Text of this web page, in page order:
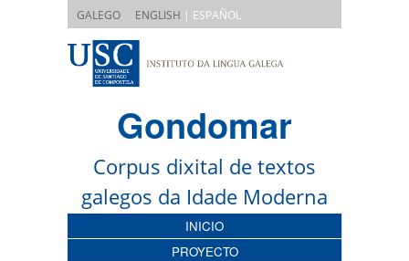
GALEGO ENGLISH | ESPAÑOL
Gondomar
Corpus dixital de textos
galegos da Idade Moderna
INICIO
PROYECTO